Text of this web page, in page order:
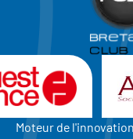
Moteur de